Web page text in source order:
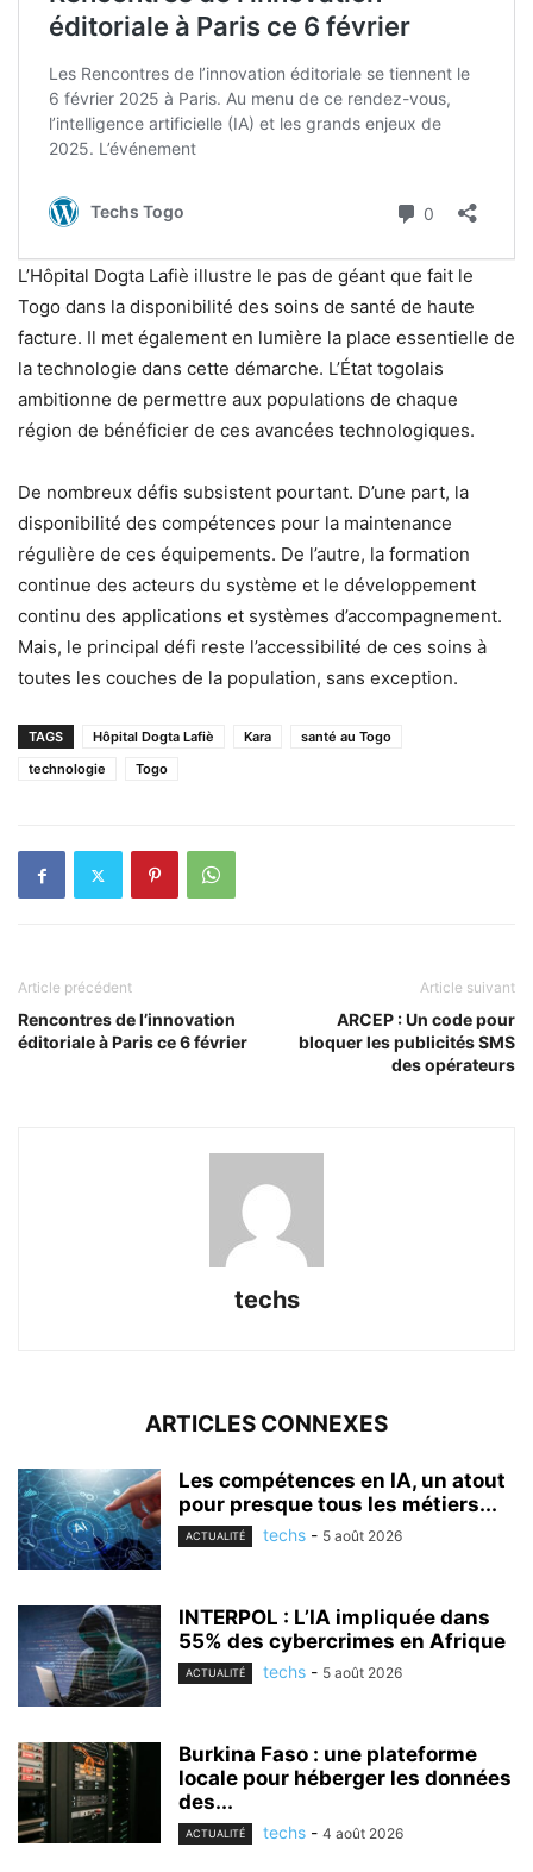
L’Hôpital Dogta Lafiè illustre le pas de géant que fait le
Togo dans la disponibilité des soins de santé de haute
facture. Il met également en lumière la place essentielle de
la technologie dans cette démarche. L’État togolais
ambitionne de permettre aux populations de chaque
région de bénéficier de ces avancées technologiques.
De nombreux défis subsistent pourtant. D’une part, la
disponibilité des compétences pour la maintenance
régulière de ces équipements. De l’autre, la formation
continue des acteurs du système et le développement
continu des applications et systèmes d’accompagnement.
Mais, le principal défi reste l’accessibilité de ces soins à
toutes les couches de la population, sans exception.
TAGS Hôpital Dogta Lafiè Kara
santé au Togo
technologie
Togo
Article précédent
Rencontres de l’innovation
éditoriale à Paris ce 6 février
Article suivant
ARCEP : Un code pour
bloquer les publicités SMS
des opérateurs
techs
ARTICLES CONNEXES
Les compétences en IA, un atout
pour presque tous les métiers...
ACTUALITÉ techs - 5 août 2026
INTERPOL : L’IA impliquée dans
55% des cybercrimes en Afrique
ACTUALITÉ techs - 5 août 2026
Burkina Faso : une plateforme
locale pour héberger les données
des...
ACTUALITÉ techs - 4 août 2026